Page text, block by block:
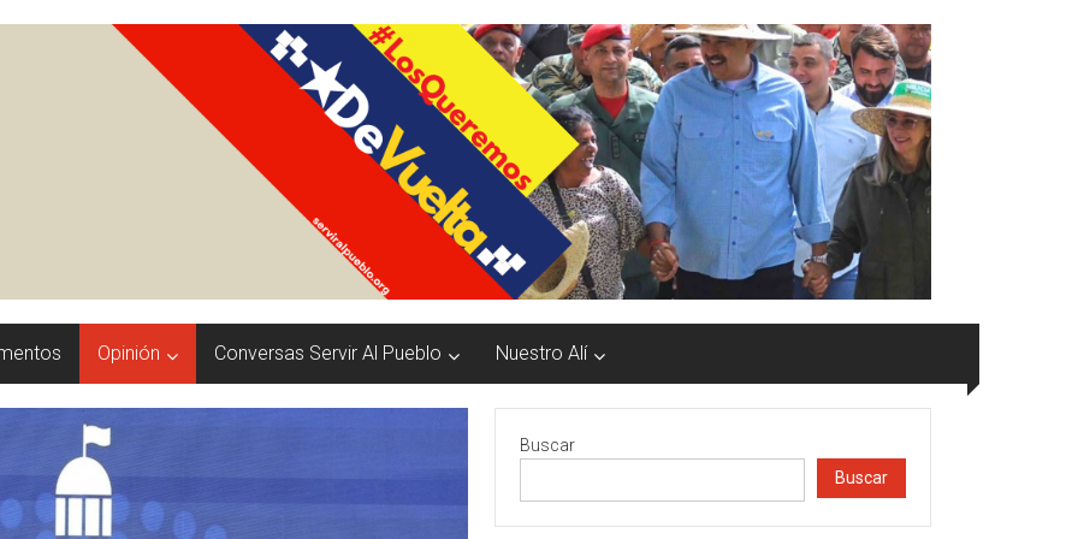
Opinión Conversas Servir Al Pueblo Nuestro Alí
Buscar
Buscar